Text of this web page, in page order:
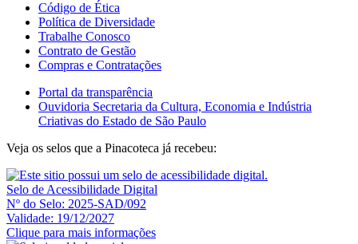
Código de Ética
Política de Diversidade
Trabalhe Conosco
Contrato de Gestão
Compras e Contratações
Portal da transparência
Ouvidoria Secretaria da Cultura, Economia e Indústria
Criativas do Estado de São Paulo
Veja os selos que a Pinacoteca já recebeu:
Selo de Acessibilidade Digital
Nº do Selo: 2025-SAD/092
Validade: 19/12/2027
Clique para mais informações